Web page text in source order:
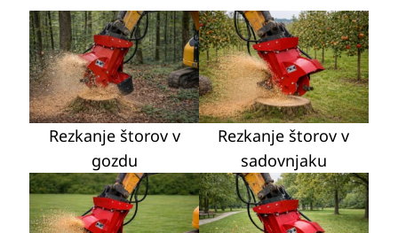
Rezkanje štorov v
gozdu
Rezkanje štorov v
sadovnjaku